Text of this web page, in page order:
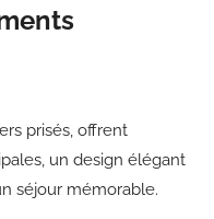
prisés, offrent
un design élégant
séjour mémorable.